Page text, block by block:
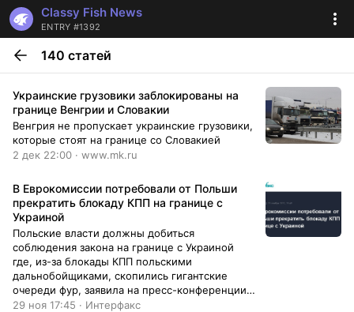
Classy Fish News
ENTRY #1392
140 статей
Украинские грузовики заблокированы на
границе Венгрии и Словакии
Венгрия не пропускает украинские грузовики,
которые стоят на границе со Словакией
2 дек 22:00 · www.mk.ru
В Еврокомиссии потребовали от Польши
прекратить блокаду КПП на границе с
Украиной
Польские власти должны добиться
соблюдения закона на границе с Украиной
где, из-за блокады КПП польскими
дальнобойщиками, скопились гигантские
очереди фур, заявила на пресс-конференции в
Брюсселе член Еврокомиссии по транспорту
29 ноя 17:45 · Интерфакс